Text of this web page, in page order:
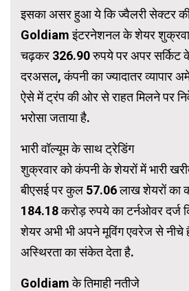
इसका असर हुआ ये कि ज्वैलरी सेक्टर
Goldiam इंटरनेशनल के शेयर
चढ़कर 326.90 रुपये पर अपर सर्किट
दरअसल, कंपनी का ज्यादातर व्यापार
ऐसे में ट्रंप की ओर से राहत मिलने पर
भरोसा जताया है.
भारी वॉल्यूम के साथ ट्रेडिंग
शुक्रवार को कंपनी के शेयरों में भारी
बीएसई पर कुल 57.06 लाख शेयरों का
184.18 करोड़ रुपये का टर्नओवर दर्ज
शेयर अभी भी अपने मूविंग एवरेज से नीचे
अस्थिरता का संकेत देता है.
Goldiam के तिमाही नतीजे